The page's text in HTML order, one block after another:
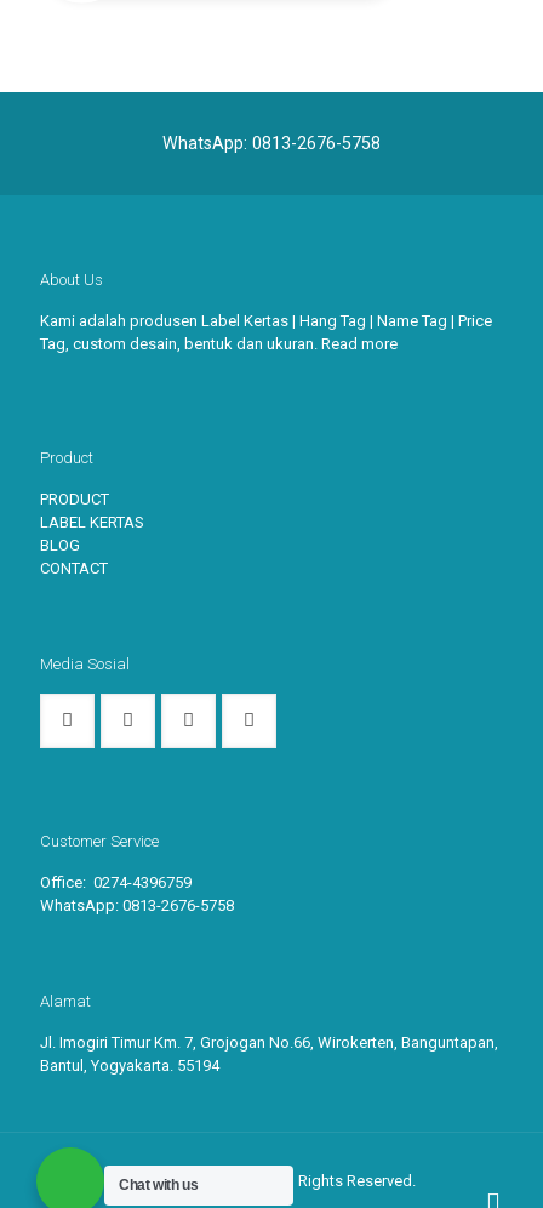
WhatsApp: 0813-2676-5758
About Us
Kami adalah produsen Label Kertas | Hang Tag | Name Tag | Price
Tag, custom desain, bentuk dan ukuran. Read more
Product
PRODUCT
LABEL KERTAS
BLOG
CONTACT
Media Sosial
Customer Service
Office: 0274-4396759
WhatsApp: 0813-2676-5758
Alamat
Jl. Imogiri Timur Km. 7, Grojogan No.66, Wirokerten, Banguntapan,
Bantul, Yogyakarta. 55194
© 2026Label Kertas. All Rights Reserved.
Chat with us